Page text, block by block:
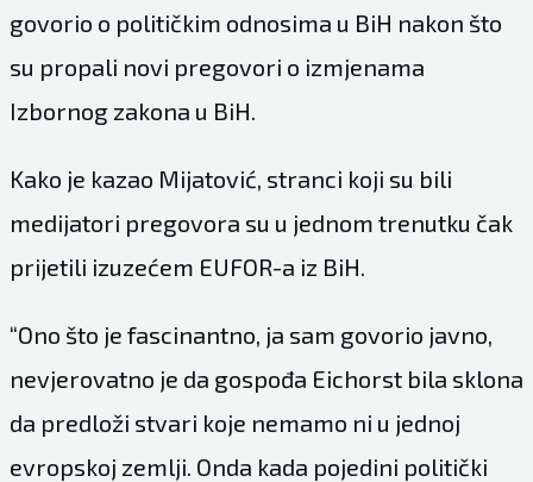
govorio o političkim odnosima u BiH nakon što
su propali novi pregovori o izmjenama
Izbornog zakona u BiH.
Kako je kazao Mijatović, stranci koji su bili
medijatori pregovora su u jednom trenutku čak
prijetili izuzećem EUFOR-a iz BiH.
“Ono što je fascinantno, ja sam govorio javno,
nevjerovatno je da gospođa Eichorst bila sklona
da predloži stvari koje nemamo ni u jednoj
evropskoj zemlji. Onda kada pojedini politički